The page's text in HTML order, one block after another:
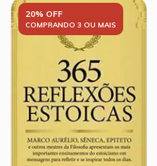
20% OFF
COMPRANDO 3 OU MAIS